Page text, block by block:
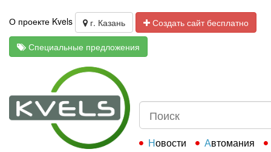
О проекте Kvels г. Казань
Создать сайт бесплатно
Специальные предложения
Новости
Автомания